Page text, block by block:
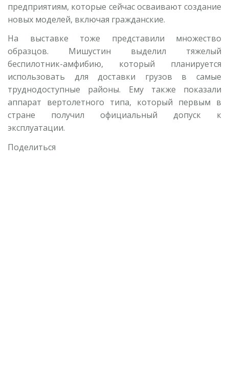
предприятиям, которые сейчас осваивают создание
новых моделей, включая гражданские.
На выставке тоже представили множество
образцов. Мишустин выделил тяжелый
беспилотник-амфибию, который планируется
использовать для доставки грузов в самые
труднодоступные районы. Ему также показали
аппарат вертолетного типа, который первым в
стране получил официальный допуск к
эксплуатации.
Поделиться